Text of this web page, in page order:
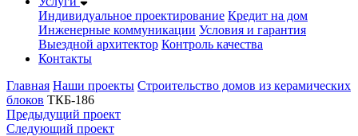
Индивидуальное проектирование Кредит на дом
Инженерные коммуникации Условия и гарантия
Выездной архитектор Контроль качества
Контакты
Главная Наши проекты Строительство домов из керамических
блоков ТКБ-186
Предыдущий проект
Следующий проект